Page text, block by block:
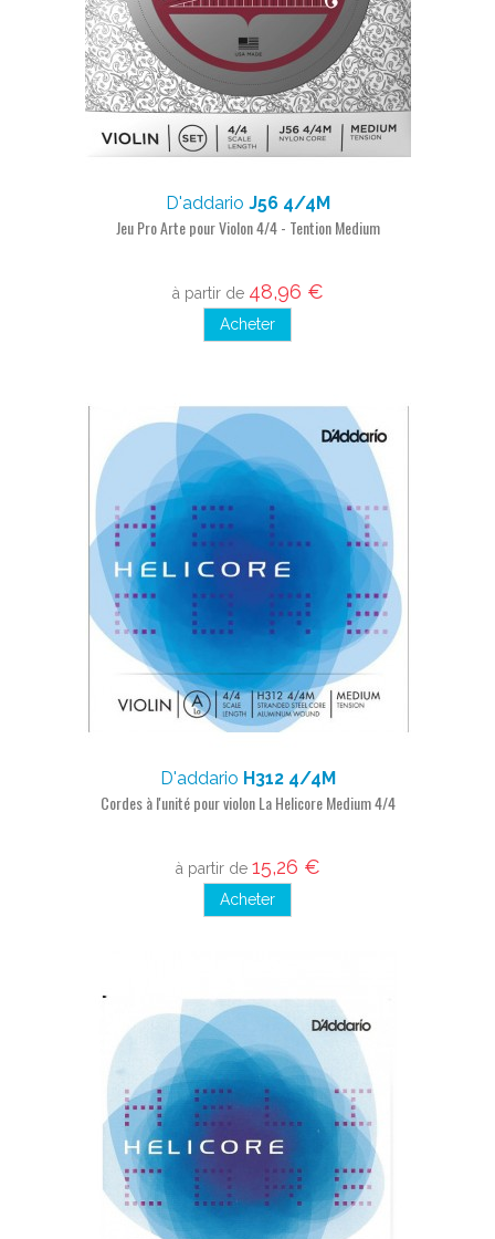
D'addario J56 4/4M
Jeu Pro Arte pour Violon 4/4 - Tention Medium
à partir de 48,96 €
Acheter
D'addario H312 4/4M
Cordes à l'unité pour violon La Helicore Medium 4/4
à partir de 15,26 €
Acheter